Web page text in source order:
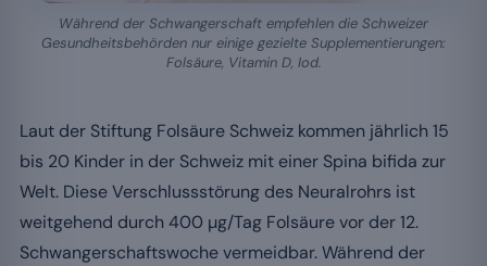
Während der Schwangerschaft empfehlen die Schweizer
Gesundheitsbehörden nur einige gezielte Supplementierungen:
Folsäure, Vitamin D, Iod.
Laut der Stiftung Folsäure Schweiz kommen jährlich 15
bis 20 Kinder in der Schweiz mit einer Spina bifida zur
Welt. Diese Verschlussstörung des Neuralrohrs ist
weitgehend durch 400 µg/Tag Folsäure vor der 12.
Schwangerschaftswoche vermeidbar. Während der